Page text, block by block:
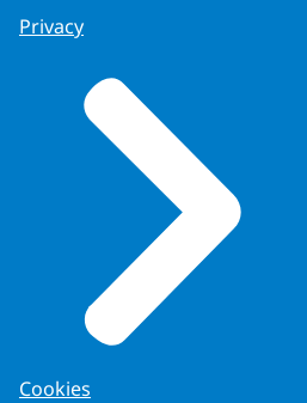
Privacy
Cookies